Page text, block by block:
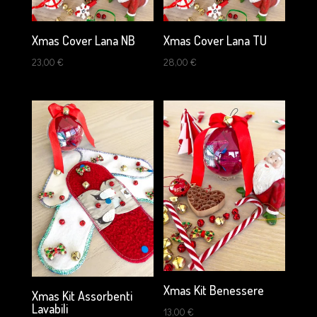
Xmas Cover Lana NB
23,00 €
Xmas Cover Lana TU
28,00€
Xmas Kit Assorbenti
Lavabili
Xmas Kit Benessere
13,00€